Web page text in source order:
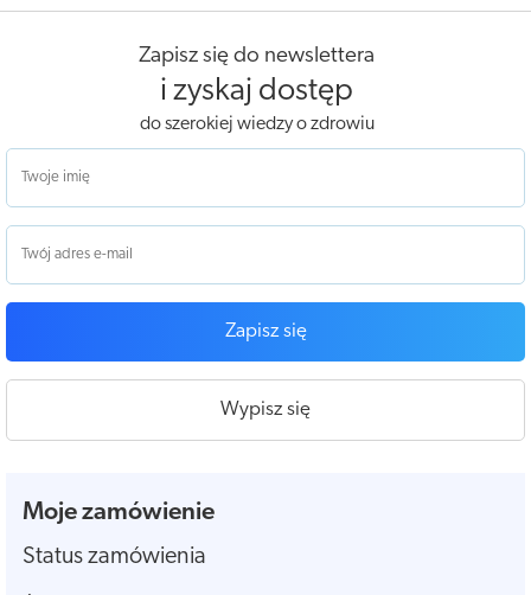
Zapisz się do newslettera
i zyskaj dostęp
do szerokiej wiedzy o zdrowiu
Zapisz się
Wypisz się
Moje zamówienie
Status zamówienia